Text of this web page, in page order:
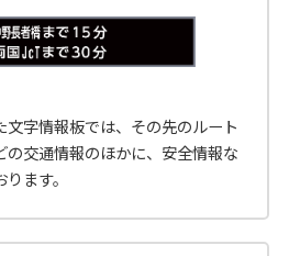
字情報板では、その先のルート
の交通情報のほかに、安全情報な
ます。